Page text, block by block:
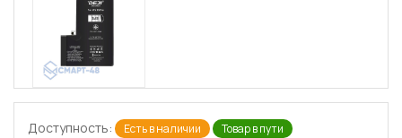
Доступность: Есть в наличии Товар в пути